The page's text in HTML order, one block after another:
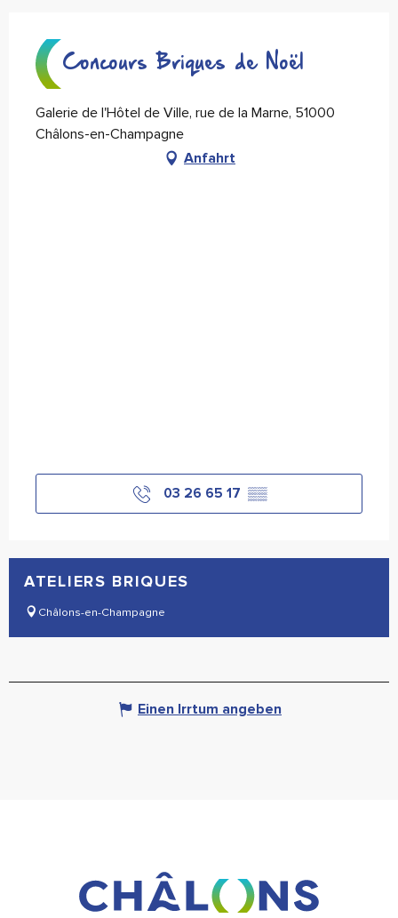
Concours Briques de Noël
Galerie de l'Hôtel de Ville, rue de la Marne, 51000
Châlons-en-Champagne
Anfahrt
03 26 65 17 ▒▒
ATELIERS BRIQUES
Châlons-en-Champagne
Einen Irrtum angeben